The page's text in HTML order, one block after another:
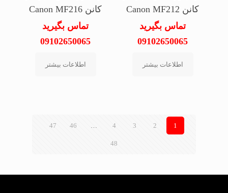
کانن Canon MF212
تماس بگیرید
09102650065
اطلاعات بیشتر
کانن Canon MF216
تماس بگیرید
09102650065
اطلاعات بیشتر
1
2
3
4
…
46
47
48